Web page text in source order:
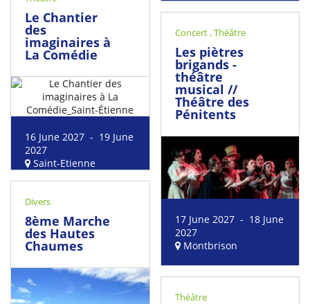
Le Chantier
des
imaginaires à
La Comédie
16 June 2027 - 19 June
2027
Saint-Etienne
Concert,Théâtre
Les piètres
brigands -
théâtre
musical //
Théâtre des
Pénitents
17 June 2027 - 18 June
2027
Montbrison
Divers
8ème Marche
des Hautes
Chaumes
Théâtre